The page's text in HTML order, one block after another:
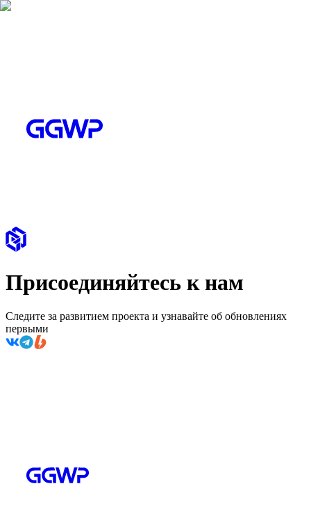
Присоединяйтесь к нам
Следите за развитием проекта и узнавайте об обновлениях
первыми